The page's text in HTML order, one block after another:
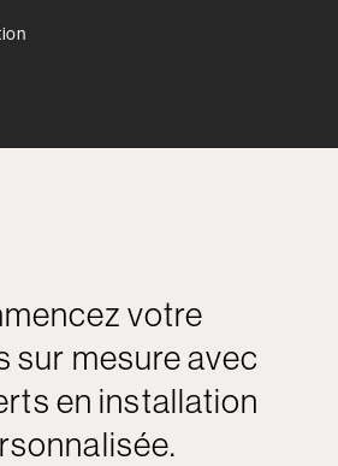
votre
sur mesure avec
en installation